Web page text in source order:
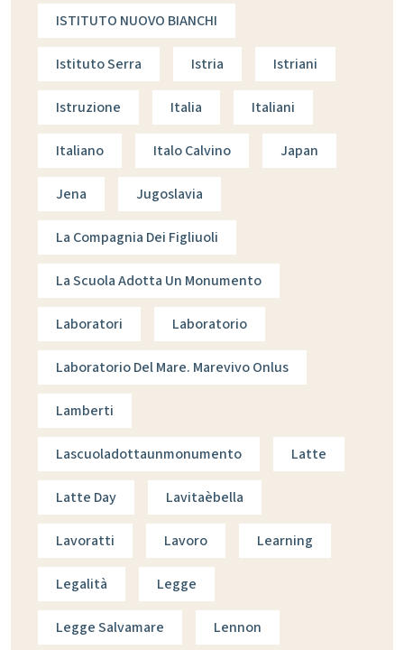
ISTITUTO NUOVO BIANCHI
Istituto Serra Istria Istriani
Istruzione Italia Italiani
Italiano Italo Calvino Japan
Jena Jugoslavia
La Compagnia Dei Figliuoli
La Scuola Adotta Un Monumento
Laboratori Laboratorio
Laboratorio Del Mare. Marevivo Onlus
Lamberti
Lascuoladottaunmonumento Latte
Latte Day Lavitaèbella
Lavoratti Lavoro Learning
Legalità Legge
Legge Salvamare Lennon